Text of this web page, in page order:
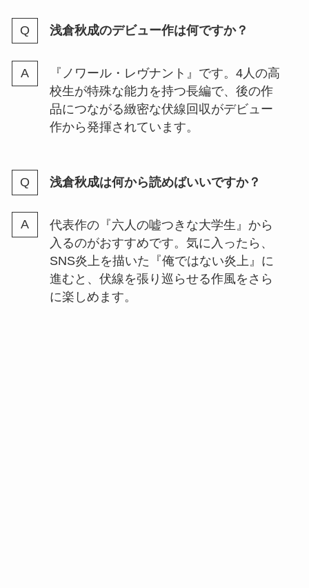
浅倉秋成のデビュー作は何ですか？
『ノワール・レヴナント』です。4人の高
校生が特殊な能力を持つ長編で、後の作
品につながる緻密な伏線回収がデビュー
作から発揮されています。
浅倉秋成は何から読めばいいですか？
代表作の『六人の嘘つきな大学生』から
入るのがおすすめです。気に入ったら、
SNS炎上を描いた『俺ではない炎上』に
進むと、伏線を張り巡らせる作風をさら
に楽しめます。